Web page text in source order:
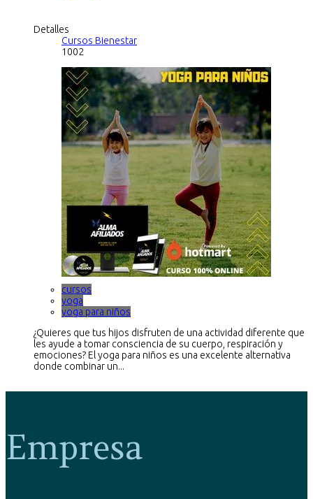
Detalles
Cursos Bienestar
1002
cursos
yoga
yoga para niños
¿Quieres que tus hijos disfruten de una actividad diferente que
les ayude a tomar consciencia de su cuerpo, respiración y
emociones? El yoga para niños es una excelente alternativa
donde combinar un...
Empresa